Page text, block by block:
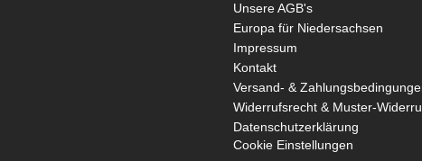
Unsere AGB's
Europa für Niedersachsen
Impressum
Kontakt
Versand- &
Widerrufsrecht & Muster-
Datenschutzerklärung
Cookie Einstellungen